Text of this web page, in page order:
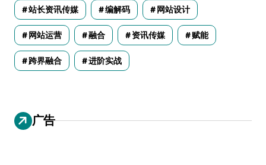
站长资讯传媒 编解码 网站设计
网站运营 融合 资讯传媒 赋能
跨界融合 进阶实战
广告